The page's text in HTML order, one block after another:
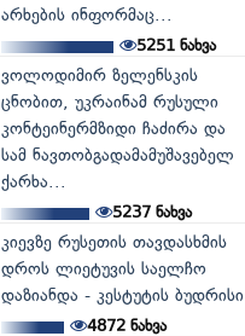
არხების ინფორმაც...
5251 ნახვა
ვოლოდიმირ ზელენსკის
ცნობით, უკრაინამ რუსული
კონტეინერმზიდი ჩაძირა და
სამ ნავთობგადამამუშავებელ
ქარხა...
5237ნახვა
კიევზე რუსეთის თავდასხმის
დროს ლიეტუვის საელჩო
დაზიანდა - კესტუტის ბუდრისი
4872ნახვა